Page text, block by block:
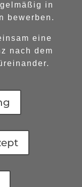
in
bewerben.
eine
nach dem